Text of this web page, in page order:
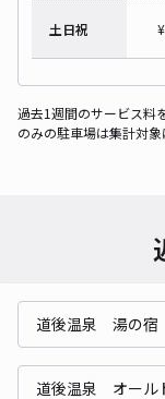
土日祝 ¥
過去1週間のサービス料
のみの駐車場は集計対象
道後温泉 湯の
道後温泉 オール